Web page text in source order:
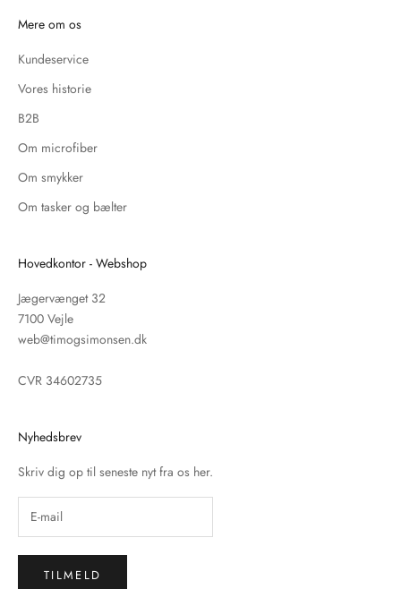
Mere om os
Kundeservice
Vores historie
B2B
Om microfiber
Om smykker
Om tasker og bælter
Hovedkontor - Webshop
Jægervænget 32
7100 Vejle
web@timogsimonsen.dk
CVR 34602735
Nyhedsbrev
Skriv dig op til seneste nyt fra os her.
TILMELD